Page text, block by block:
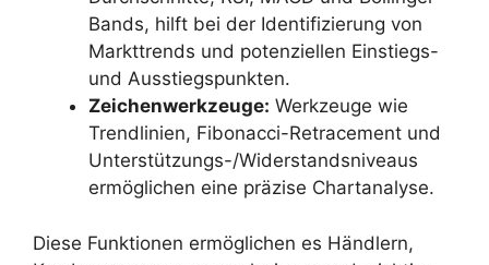
Bands, hilft bei der Identifizierung von
Markttrends und potenziellen Einstiegs-
und Ausstiegspunkten.
Zeichenwerkzeuge: Werkzeuge wie
Trendlinien, Fibonacci-Retracement und
Unterstützungs-/Widerstandsniveaus
ermöglichen eine präzise Chartanalyse.
Diese Funktionen ermöglichen es Händlern,